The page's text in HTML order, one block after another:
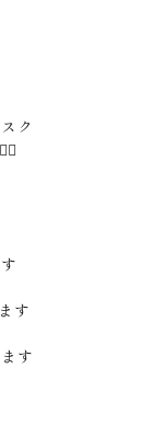
ク
す
す